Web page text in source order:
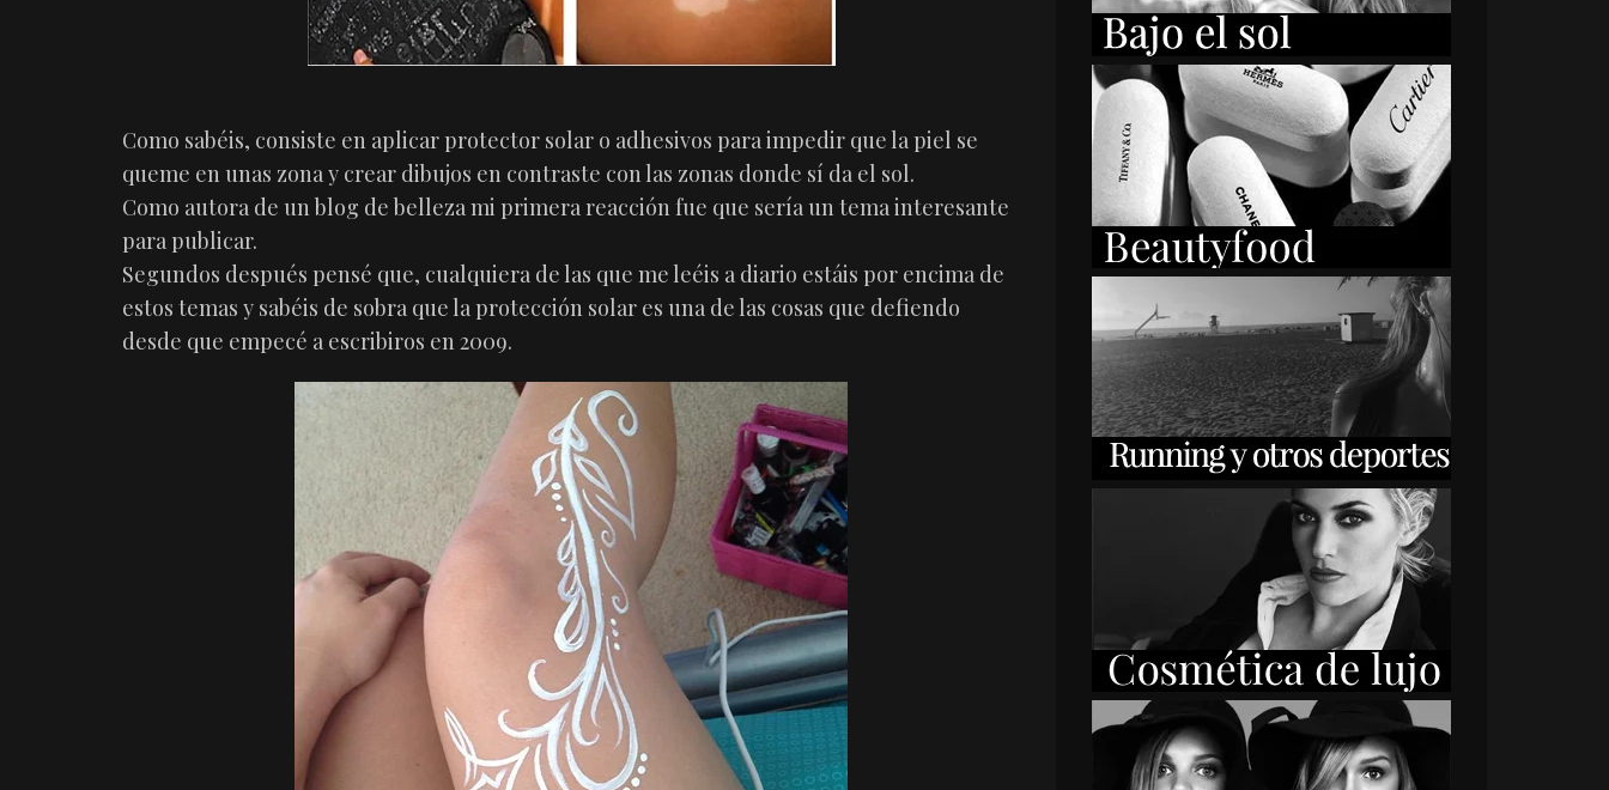
Como sabéis, consiste en aplicar protector solar o adhesivos para impedir que la piel se
queme en unas zona y crear dibujos en contraste con las zonas donde sí da el sol.
Como autora de un blog de belleza mi primera reacción fue que sería un tema interesante
para publicar.
Segundos después pensé que, cualquiera de las que me leéis a diario estáis por encima de
estos temas y sabéis de sobra que la protección solar es una de las cosas que defiendo
desde que empecé a escribiros en 2009.